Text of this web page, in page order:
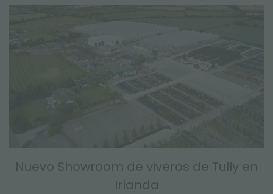
Nuevo Showroom de viveros de Tully en
Irlanda